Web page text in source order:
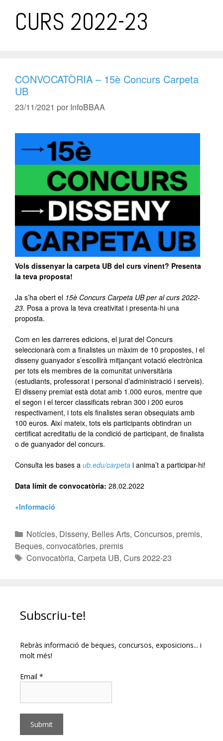
CURS 2022-23
CONVOCATÒRIA – 15è Concurs Carpeta
UB
23/11/2021 por InfoBBAA
Vols dissenyar la carpeta UB del curs vinent? Presenta
la teva proposta!
Ja s’ha obert el 15è Concurs Carpeta UB per al curs 2022-
23. Posa a prova la teva creativitat i presenta-hi una
proposta.
Com en les darreres edicions, el jurat del Concurs
seleccionarà com a finalistes un màxim de 10 propostes, i el
disseny guanyador s’escollirà mitjançant votació electrònica
per tots els membres de la comunitat universitària
(estudiants, professorat i personal d’administració i serveis).
El disseny premiat està dotat amb 1.000 euros, mentre que
el segon i el tercer classificats rebran 300 i 200 euros
respectivament, i tots els finalistes seran obsequiats amb
100 euros. Així mateix, tots els participants obtindran un
certificat acreditatiu de la condició de participant, de finalista
o de guanyador del concurs.
Consulta les bases a ub.edu/carpeta i anima’t a participar-hi!
Data límit de convocatòria: 28.02.2022
+Informació
Notícies, Disseny, Belles Arts, Concursos, premis,
Beques, convocatòries, premis
Convocatòria, Carpeta UB, Curs 2022-23
Subscriu-te!
Rebràs informació de beques, concursos, exposicions... i
molt més!
Email *